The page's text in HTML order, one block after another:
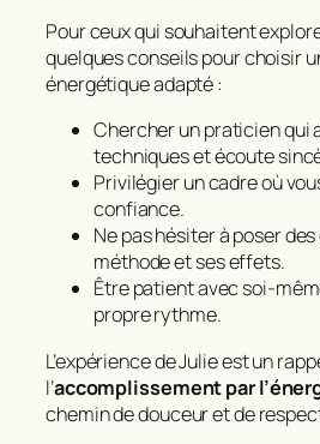
Pour ceux qui souhaitent
quelques conseils pour choisir
énergétique adapté :
Chercher un praticien qui
techniques et écoute
Privilégier un cadre où
confiance.
Ne pas hésiter à poser
méthode et ses effets.
Être patient avec soi-
propre rythme.
L’expérience de Julie est un
l’accomplissement par
chemin de douceur et de